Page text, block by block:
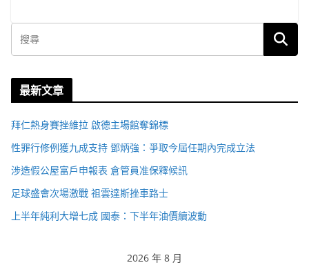
最新文章
拜仁熱身賽挫維拉 啟德主場館奪錦標
性罪行修例獲九成支持 鄧炳強：爭取今屆任期內完成立法
涉造假公屋富戶申報表 倉管員准保釋候訊
足球盛會次場激戰 祖雲達斯挫車路士
上半年純利大增七成 國泰：下半年油價續波動
2026 年 8 月